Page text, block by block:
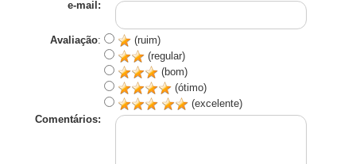
e-mail:
Avaliação:
(ruim)
(regular)
(bom)
(ótimo)
(excelente)
Comentários: